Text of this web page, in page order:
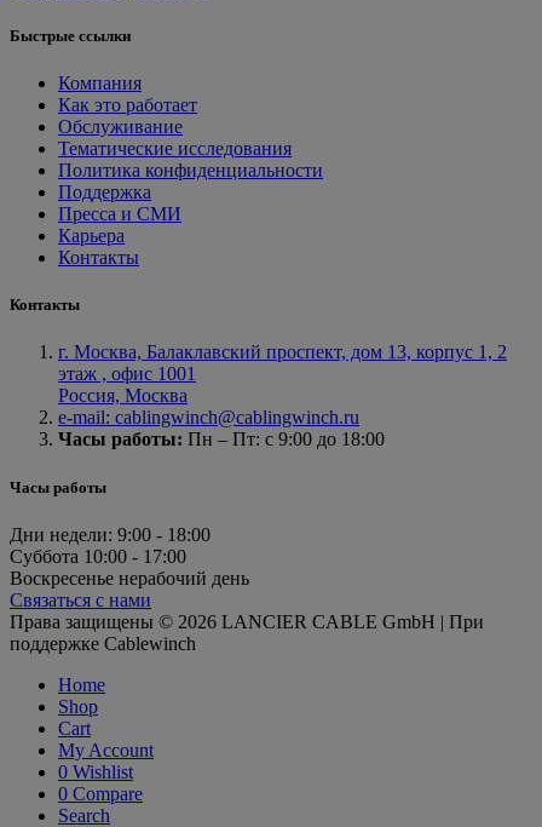
Быстрые ссылки
Компания
Как это работает
Обслуживание
Тематические исследования
Политика конфиденциальности
Поддержка
Пресса и СМИ
Карьера
Контакты
Контакты
г. Москва, Балаклавский проспект, дом 13, корпус 1, 2
этаж , офис 1001
Россия, Москва
e-mail: cablingwinch@cablingwinch.ru
Часы работы: Пн – Пт: с 9:00 до 18:00
Часы работы
Дни недели: 9:00 - 18:00
Суббота 10:00 - 17:00
Воскресенье нерабочий день
Связаться с нами
Права защищены © 2026 LANCIER CABLE GmbH | При
поддержке Cablewinch
Home
Shop
Cart
My Account
0 Wishlist
0 Compare
Search